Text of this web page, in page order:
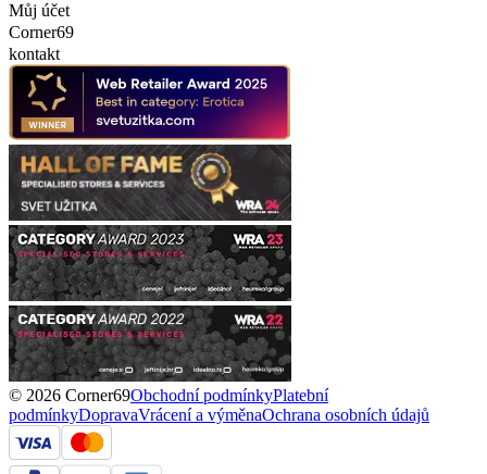
Můj účet
Corner69
kontakt
© 2026 Corner69Obchodní podmínkyPlatební
podmínkyDopravaVrácení a výměnaOchrana osobních údajů